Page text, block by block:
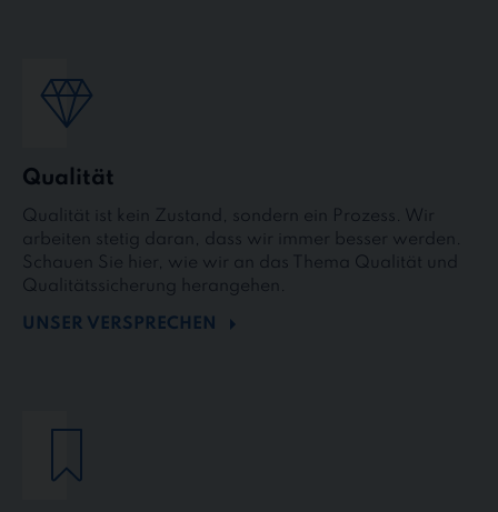
Qualität
Qualität ist kein Zustand, sondern ein Prozess. Wir
arbeiten stetig daran, dass wir immer besser werden.
Schauen Sie hier, wie wir an das Thema Qualität und
Qualitätssicherung herangehen.
UNSER VERSPRECHEN